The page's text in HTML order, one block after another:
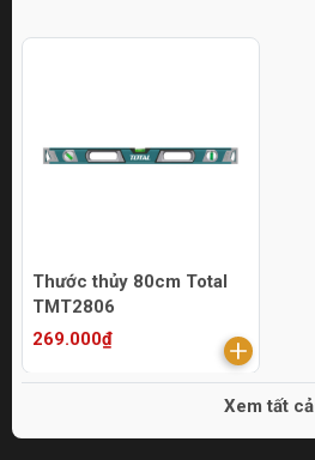
Thước thủy 80cm Total
TMT2806
269.000₫
Xem tất cả